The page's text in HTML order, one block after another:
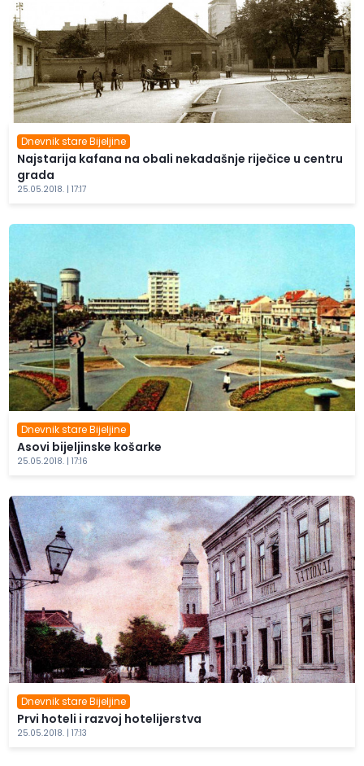
Dnevnik stare Bijeljine
Najstarija kafana na obali nekadašnje riječice u centru
grada
25.05.2018. | 17:17
Dnevnik stare Bijeljine
Asovi bijeljinske košarke
25.05.2018. | 17:16
Dnevnik stare Bijeljine
Prvi hoteli i razvoj hotelijerstva
25.05.2018. | 17:13